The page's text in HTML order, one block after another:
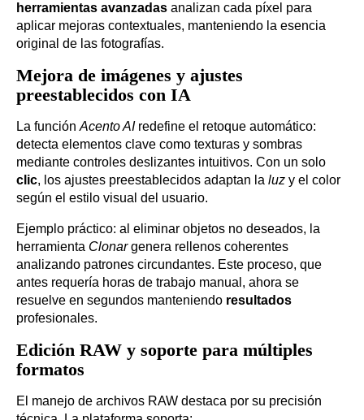
herramientas avanzadas analizan cada píxel para
aplicar mejoras contextuales, manteniendo la esencia
original de las fotografías.
Mejora de imágenes y ajustes
preestablecidos con IA
La función Acento AIredefine el retoque automático:
detecta elementos clave como texturas y sombras
mediante controles deslizantes intuitivos. Con un solo
clic, los ajustes preestablecidos adaptan la luz y el color
según el estilo visual del usuario.
Ejemplo práctico: al eliminar objetos no deseados, la
herramienta Clonargenera rellenos coherentes
analizando patrones circundantes. Este proceso, que
antes requería horas de trabajo manual, ahora se
resuelve en segundos manteniendo resultados
profesionales.
Edición RAW y soporte para múltiples
formatos
El manejo de archivos RAW destaca por su precisión